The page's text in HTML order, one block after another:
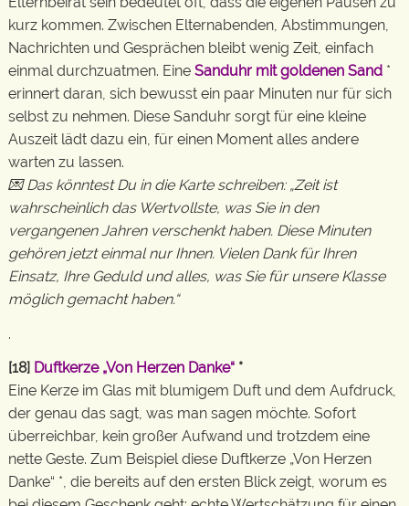
kurz kommen. Zwischen Elternabenden, Abstimmungen,
Nachrichten und Gesprächen bleibt wenig Zeit, einfach
einmal durchzuatmen. Eine Sanduhr mit goldenen Sand *
erinnert daran, sich bewusst ein paar Minuten nur für sich
selbst zu nehmen. Diese Sanduhr sorgt für eine kleine
Auszeit lädt dazu ein, für einen Moment alles andere
warten zu lassen.
💌 Das könntest Du in die Karte schreiben: „Zeit ist
wahrscheinlich das Wertvollste, was Sie in den
vergangenen Jahren verschenkt haben. Diese Minuten
gehören jetzt einmal nur Ihnen. Vielen Dank für Ihren
Einsatz, Ihre Geduld und alles, was Sie für unsere Klasse
möglich gemacht haben.“
.
[18] Duftkerze „Von Herzen Danke“ *
Eine Kerze im Glas mit blumigem Duft und dem Aufdruck,
der genau das sagt, was man sagen möchte. Sofort
überreichbar, kein großer Aufwand und trotzdem eine
nette Geste. Zum Beispiel diese Duftkerze „Von Herzen
Danke“ *, die bereits auf den ersten Blick zeigt, worum es